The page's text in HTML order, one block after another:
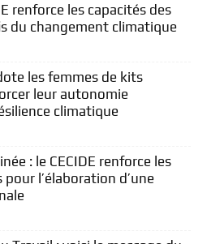
renforce les capacités des
du changement climatique
les femmes de kits
leur autonomie
climatique
: le CECIDE renforce les
l’élaboration d’une